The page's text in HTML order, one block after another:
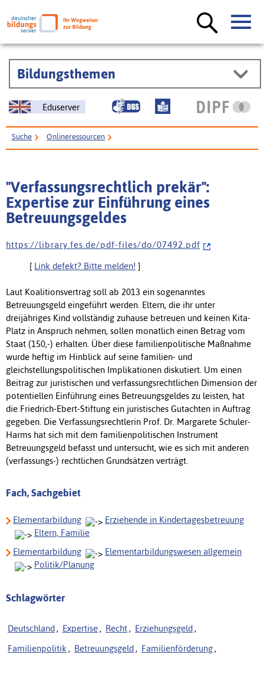
Bildungsthemen
Eduserver
Suche Onlineressourcen
"Verfassungsrechtlich prekär":
Expertise zur Einführung eines
Betreuungsgeldes
h t t p s : / / l i b r a r y . f e s . d e / p d f - f i l e s / d o / 0 7 4 9 2 . p d f
[ Link defekt? Bitte melden! ]
Laut Koalitionsvertrag soll ab 2013 ein sogenanntes
Betreuungsgeld eingeführt werden. Eltern, die ihr unter
dreijähriges Kind vollständig zuhause betreuen und keinen Kita-
Platz in Anspruch nehmen, sollen monatlich einen Betrag vom
Staat (150,-) erhalten. Über diese familienpolitische Maßnahme
wurde heftig im Hinblick auf seine familien- und
gleichstellungspolitischen Implikationen diskutiert. Um einen
Beitrag zur juristischen und verfassungsrechtlichen Dimension der
potentiellen Einführung eines Betreuungsgeldes zu leisten, hat
die Friedrich-Ebert-Stiftung ein juristisches Gutachten in Auftrag
gegeben. Die Verfassungsrechtlerin Prof. Dr. Margarete Schuler-
Harms hat sich mit dem familienpolitischen Instrument
Betreuungsgeld befasst und untersucht, wie es sich mit anderen
(verfassungs-) rechtlichen Grundsätzen verträgt.
Fach, Sachgebiet
Elementarbildung
Erziehende in Kindertagesbetreuung
Eltern, Familie
Elementarbildung
Elementarbildungswesen allgemein
Politik/Planung
Schlagwörter
Deutschland , Expertise , Recht , Erziehungsgeld ,
Familienpolitik , Betreuungsgeld , Familienförderung ,